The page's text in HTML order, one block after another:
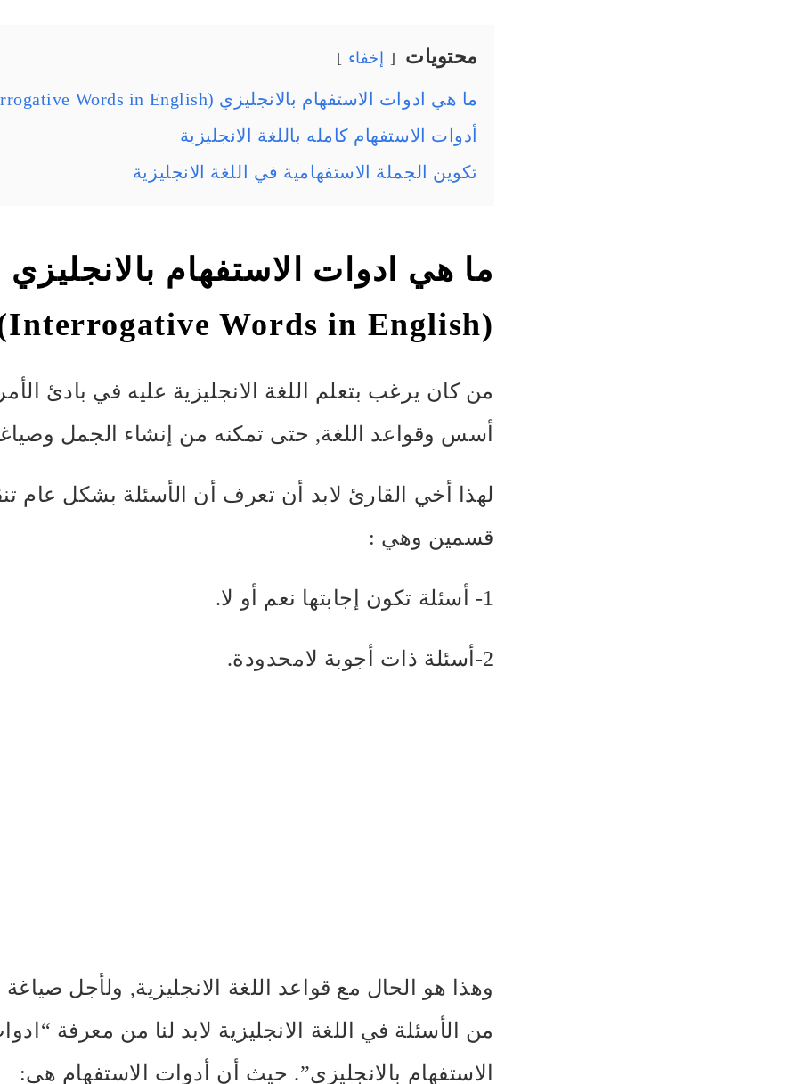
محتويات إخفاء
ما هي ادوات الاستفهام بالانجليزي (Interrogative Words in English) ؟
أدوات الاستفهام كامله باللغة الانجليزية
تكوين الجملة الاستفهامية في اللغة الانجليزية
ما هي ادوات الاستفهام بالانجليزي
(Interrogative Words in English) ؟
من كان يرغب بتعلم اللغة الانجليزية عليه في بادئ
أسس وقواعد اللغة, حتى تمكنه من إنشاء الجمل
لهذا أخي القارئ لابد أن تعرف أن الأسئلة بشكل عام
قسمين وهي :
1- أسئلة تكون إجابتها نعم أو لا.
2-أسئلة ذات أجوبة لامحدودة.
وهذا هو الحال مع قواعد اللغة الانجليزية, ولأجل صياغة
من الأسئلة في اللغة الانجليزية لابد لنا من معرفة
الاستفهام بالانجليزي”. حيث أن أدوات الاستفهام هي: